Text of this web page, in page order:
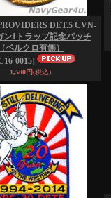
DET.5 CVN-
ン1トラップ記念パッチ
（ベルクロ有無）
0015]
1,500円(税込)